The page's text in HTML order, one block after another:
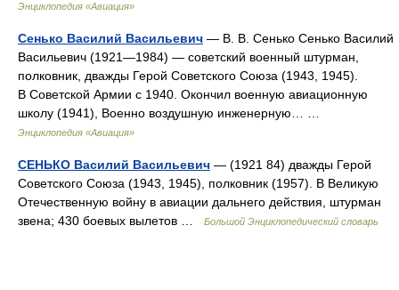
Энциклопедия «Авиация»
Сенько Василий Васильевич — В. В. Сенько Сенько Василий
Васильевич (1921—1984) — советский военный штурман,
полковник, дважды Герой Советского Союза (1943, 1945).
В Советской Армии с 1940. Окончил военную авиационную
школу (1941), Военно воздушную инженерную… …
Энциклопедия «Авиация»
СЕНЬКО Василий Васильевич — (1921 84) дважды Герой
Советского Союза (1943, 1945), полковник (1957). В Великую
Отечественную войну в авиации дальнего действия, штурман
звена; 430 боевых вылетов …
Большой Энциклопедический словарь